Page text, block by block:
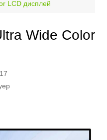
LCD дисплей
Wide Color